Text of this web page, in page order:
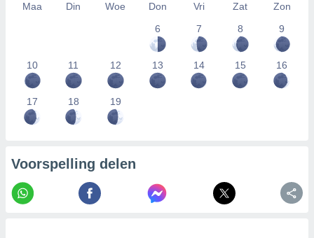
Maa Din Woe Don Vri Zat
Zon
6
7 8 9
10 11 12 13 14 15 16
17 18 19
Voorspelling delen